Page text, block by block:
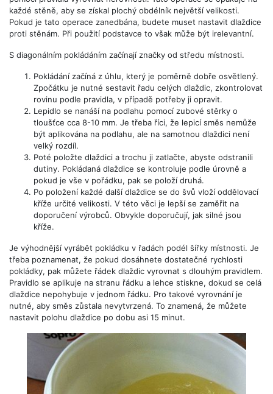
každé stěně, aby se získal plochý obdélník největší velikosti.
Pokud je tato operace zanedbána, budete muset nastavit dlaždice
proti stěnám. Při použití podstavce to však může být irelevantní.
S diagonálním pokládáním začínají značky od středu místnosti.
Pokládání začíná z úhlu, který je poměrně dobře osvětlený.
Zpočátku je nutné sestavit řadu celých dlaždic, zkontrolovat
rovinu podle pravidla, v případě potřeby ji opravit.
Lepidlo se nanáší na podlahu pomocí zubové stěrky o
tloušťce cca 8-10 mm. Je třeba říci, že lepicí směs nemůže
být aplikována na podlahu, ale na samotnou dlaždici není
velký rozdíl.
Poté položte dlaždici a trochu ji zatlačte, abyste odstranili
dutiny. Pokládaná dlaždice se kontroluje podle úrovně a
pokud je vše v pořádku, pak se položí druhá.
Po položení každé další dlaždice se do švů vloží oddělovací
kříže určité velikosti. V této věci je lepší se zaměřit na
doporučení výrobců. Obvykle doporučují, jak silné jsou
kříže.
Je výhodnější vyrábět pokládku v řadách podél šířky místnosti. Je
třeba poznamenat, že pokud dosáhnete dostatečné rychlosti
pokládky, pak můžete řádek dlaždic vyrovnat s dlouhým pravidlem.
Pravidlo se aplikuje na stranu řádku a lehce stiskne, dokud se celá
dlaždice nepohybuje v jednom řádku. Pro takové vyrovnání je
nutné, aby směs zůstala nevytvrzená. To znamená, že můžete
nastavit polohu dlaždice po dobu asi 15 minut.